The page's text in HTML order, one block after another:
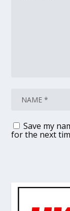
Save my
for the next